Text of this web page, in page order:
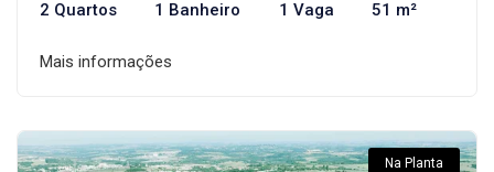
2 Quartos 1 Banheiro 1 Vaga 51 m²
Mais informações
Na Planta